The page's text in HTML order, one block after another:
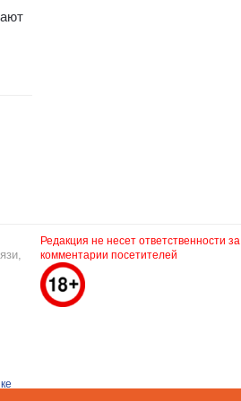
Редакция не несет ответственности за
комментарии посетителей